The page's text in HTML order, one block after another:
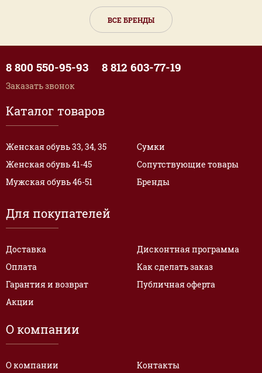
ВСЕ БРЕНДЫ
Каталог товаров
Женская обувь 33, 34, 35
Женская обувь 41-45
Мужская обувь 46-51
Сумки
Сопутствующие товары
Бренды
Для покупателей
Доставка
Оплата
Гарантия и возврат
Акции
Дисконтная программа
Как сделать заказ
Публичная оферта
О компании
О компании Контакты
8 800 550-95-93 8 812 603-77-19
Заказать звонок